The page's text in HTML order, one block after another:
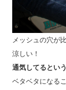
メッシュの穴が
涼しい！
通気してるとい
ベタベタになる